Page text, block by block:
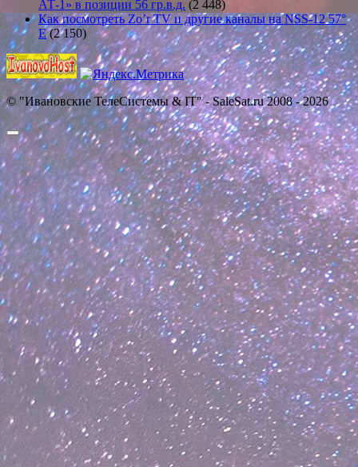
АТ-1» в позиции 56 гр.в.д. (2 448)
Как посмотреть Zo’r TV и другие каналы на NSS-12 57°
E (2 150)
© "Ивановские ТелеСистемы & IT" - SaleSat.ru 2008 - 2026
Прокрутить
вверх